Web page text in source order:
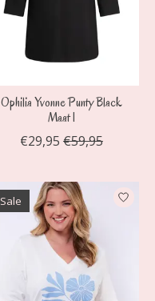
Ophilia Yvonne Punty Black
Maat 1
€29,95 €59,95
Sale